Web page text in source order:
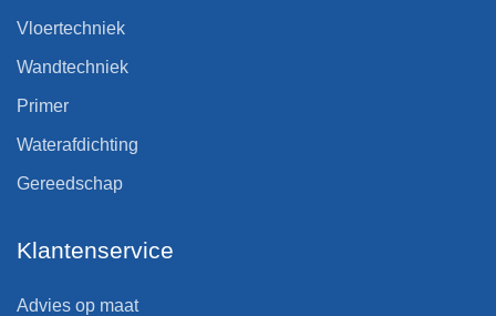
Vloertechniek
Wandtechniek
Primer
Waterafdichting
Gereedschap
Klantenservice
Advies op maat